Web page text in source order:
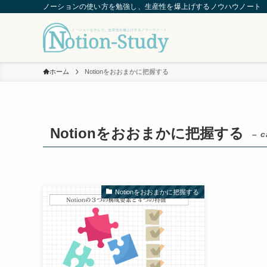
ノーションの使い方を勉強し、生産性を爆上げするノウハウノート
ホーム Notionをおおまかに把握する
Notionをおおまかに把握する –
Notionをおおまかに把握する